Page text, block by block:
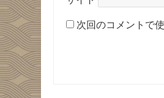
次回のコメントで